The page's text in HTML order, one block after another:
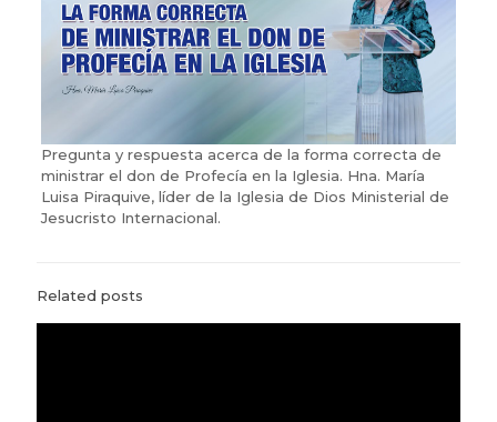
Pregunta y respuesta acerca de la forma correcta de
ministrar el don de Profecía en la Iglesia. Hna. María
Luisa Piraquive, líder de la Iglesia de Dios Ministerial de
Jesucristo Internacional.
Related posts